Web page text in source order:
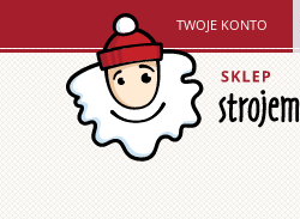
TWOJE KONTO